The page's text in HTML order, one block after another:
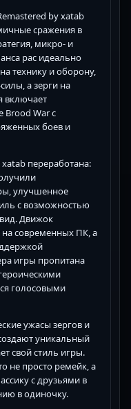
by xatab
сражения в
микро- и
рас идеально
технику и оборону,
а зерги на
включает
Brood War с
боев и
переработана:
улучшенное
с возможностью
Движок
на современных ПК, а
игры пропитана
голосовыми
ужасы зергов и
уникальный
свой стиль игры.
не просто ремейк, а
с друзьями в
в одиночку.